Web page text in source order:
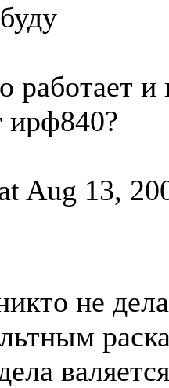
работает и
ирф840?
Aug 13,
не